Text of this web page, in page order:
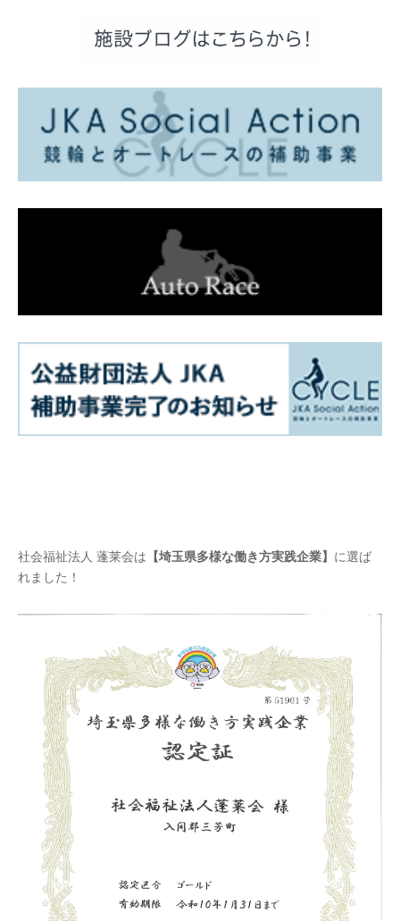
社会福祉法人 蓬莱会は 【埼玉県多様な働き方実践企業】 に選ば
れました！